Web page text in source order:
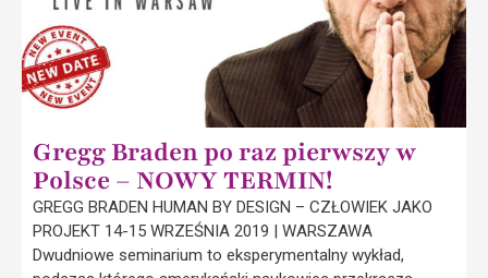
Gregg Braden po raz pierwszy w
Polsce – NOWY TERMIN!
GREGG BRADEN HUMAN BY DESIGN – CZŁOWIEK JAKO
PROJEKT 14-15 WRZEŚNIA 2019 | WARSZAWA
Dwudniowe seminarium to eksperymentalny wykład,